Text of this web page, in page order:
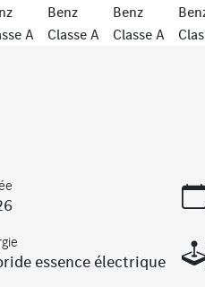
essence électrique